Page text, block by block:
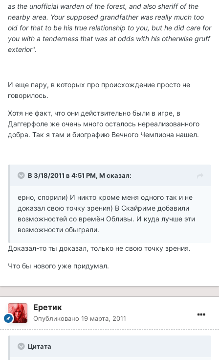
as the unofficial warden of the forest, and also sheriff of the
nearby area. Your supposed grandfather was really much too
old for that to be his true relationship to you, but he did care for
you with a tenderness that was at odds with his otherwise gruff
exterior".
И еще пару, в которых про происхождение просто не
говорилось.
Хотя не факт, что они действительно были в игре, в
Даггерфоле же очень много осталось нереализованного
добра. Так я там и биографию Вечного Чемпиона нашел.
В 3/18/2011 в 4:51 PM, М сказал:
ерно, спорили) И никто кроме меня одного так и не
доказал свою точку зрения) В Скайриме добавили
возможностей со времён Обливы. И куда лучше эти
возможности обыграли.
Доказал-то ты доказал, только не свою точку зрения.
Что бы нового уже придумал.
Еретик
Опубликовано 19 марта, 2011
Цитата